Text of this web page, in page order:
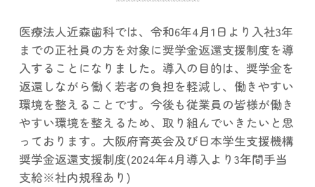
医療法人近森歯科では、令和6年4月1日より入社3年
までの正社員の方を対象に奨学金返還支援制度を導
入することになりました。導入の目的は、奨学金を
返還しながら働く若者の負担を軽減し、働きやすい
環境を整えることです。今後も従業員の皆様が働き
やすい環境を整えるため、取り組んでいきたいと思
っております。大阪府育英会及び日本学生支援機構
奨学金返還支援制度(2024年4月導入より3年間手当
支給※社内規程あり)